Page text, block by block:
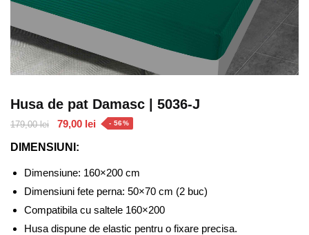
Husa de pat Damasc | 5036-J
179,00lei
Prețul
a
fost:
179,00 lei.
79,00 lei Prețul
79,00 lei.
- 56%
DIMENSIUNI:
Dimensiune: 160×200 cm
Dimensiuni fete perna: 50×70 cm (2 buc)
Compatibila cu saltele 160×200
Husa dispune de elastic pentru o fixare precisa.